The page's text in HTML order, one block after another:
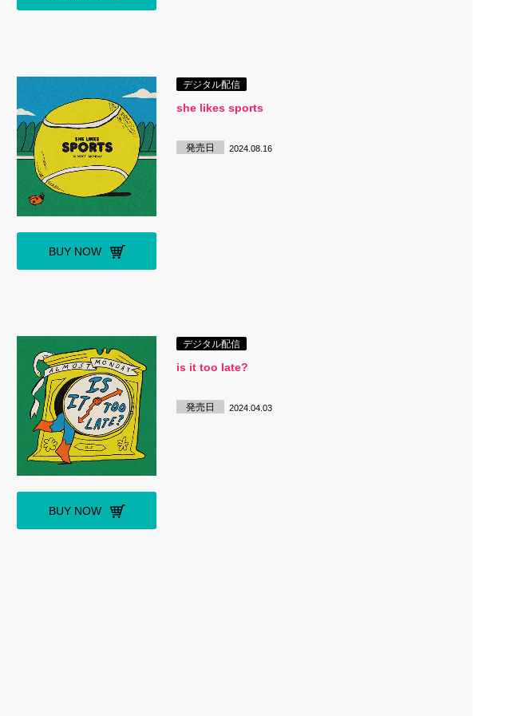
BUY NOW
デジタル配信
she likes sports
発売日 2024.08.16
BUY NOW
デジタル配信
is it too late?
発売日 2024.04.03